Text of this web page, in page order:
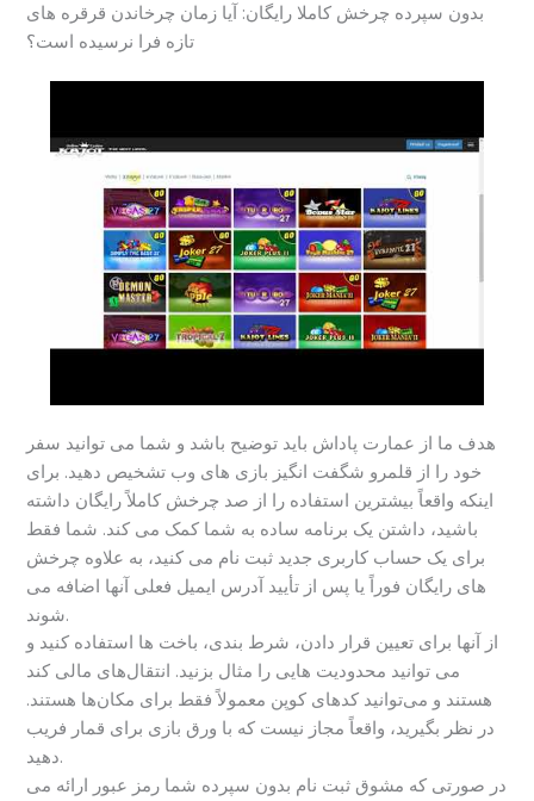
بدون سپرده چرخش کاملا رایگان: آیا زمان چرخاندن قرقره های
تازه فرا نرسیده است؟
هدف ما از عمارت پاداش باید توضیح باشد و شما می توانید سفر
خود را از قلمرو شگفت انگیز بازی های وب تشخیص دهید. برای
اینکه واقعاً بیشترین استفاده را از صد چرخش کاملاً رایگان داشته
باشید، داشتن یک برنامه ساده به شما کمک می کند. شما فقط
برای یک حساب کاربری جدید ثبت نام می کنید، به علاوه چرخش
های رایگان فوراً یا پس از تأیید آدرس ایمیل فعلی آنها اضافه می
شوند.
از آنها برای تعیین قرار دادن، شرط بندی، باخت ها استفاده کنید و
می توانید محدودیت هایی را مثال بزنید. انتقال‌های مالی کند
هستند و می‌توانید کدهای کوپن معمولاً فقط برای مکان‌ها هستند.
در نظر بگیرید، واقعاً مجاز نیست که با ورق بازی برای قمار فریب
دهید.
در صورتی که مشوق ثبت نام بدون سپرده شما رمز عبور ارائه می